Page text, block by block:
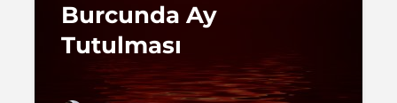
Burcunda Ay
Tutulması